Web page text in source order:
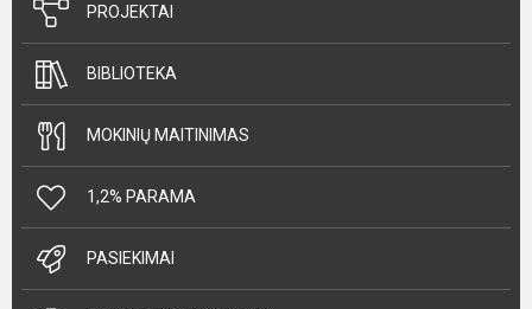
PROJEKTAI
BIBLIOTEKA
MOKINIŲ MAITINIMAS
1,2% PARAMA
PASIEKIMAI